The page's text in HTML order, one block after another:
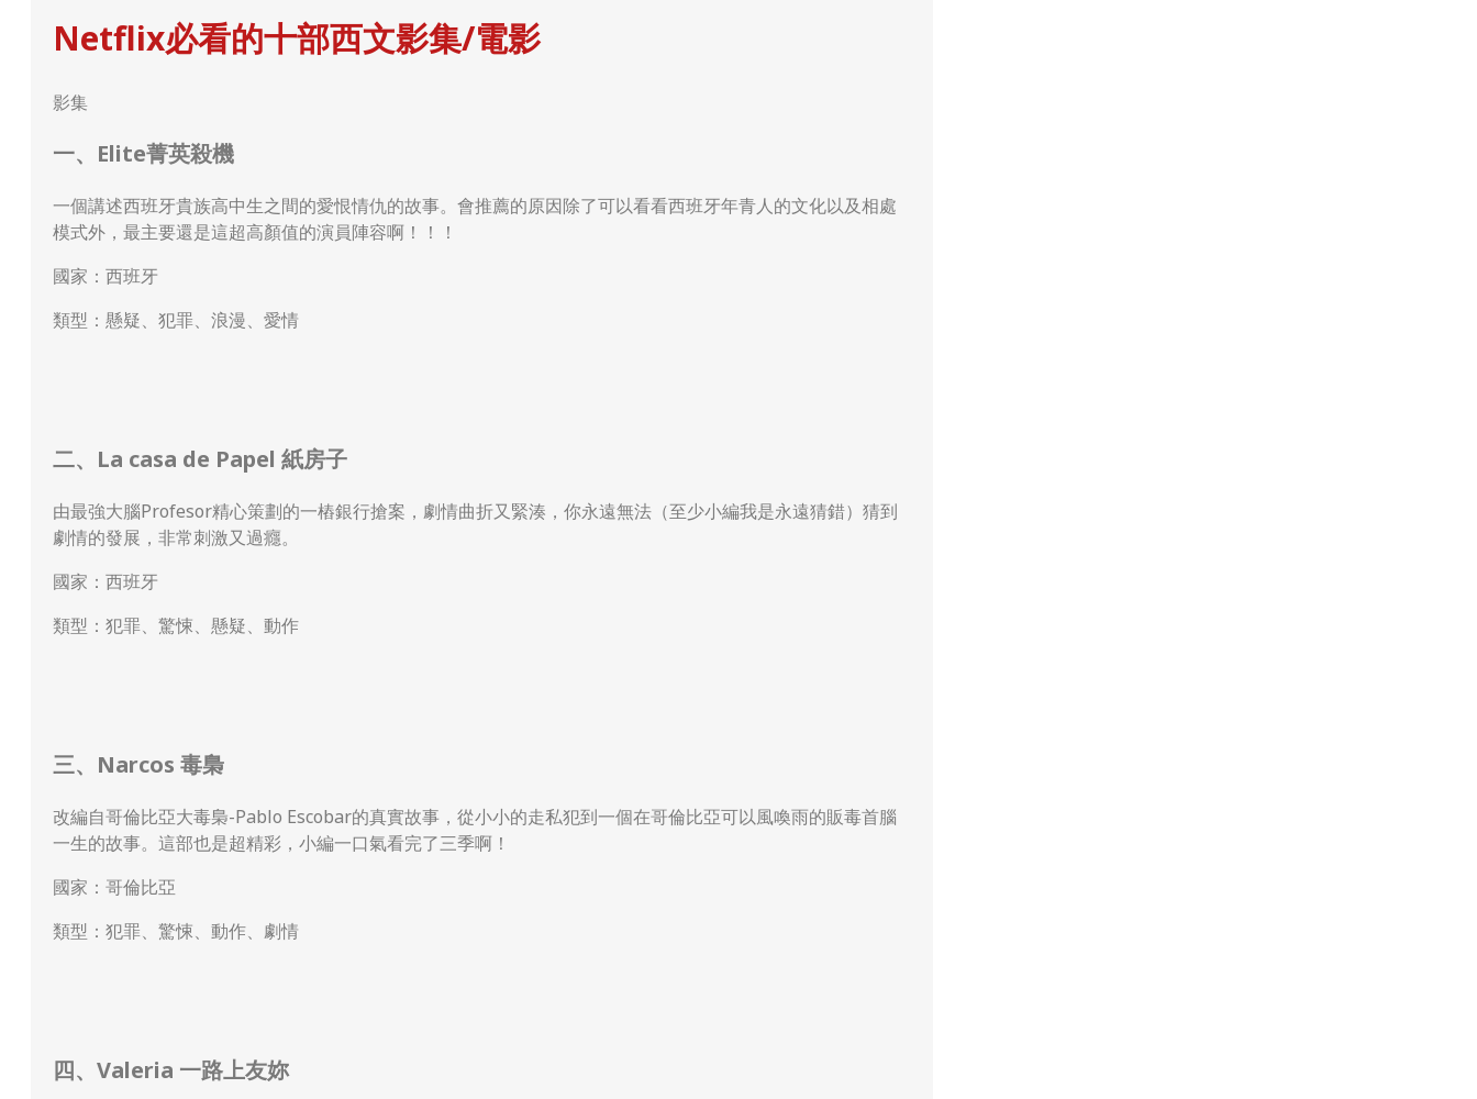
Netflix必看的十部西文影集/電影
影集
一、Elite菁英殺機
一個講述西班牙貴族高中生之間的愛恨情仇的故事。會推薦的原因除了可以看看西班牙年青人的文化以及相處
模式外，最主要還是這超高顏值的演員陣容啊！！！
國家：西班牙
類型：懸疑、犯罪、浪漫、愛情
二、La casa de Papel 紙房子
由最強大腦Profesor精心策劃的一樁銀行搶案，劇情曲折又緊湊，你永遠無法（至少小編我是永遠猜錯）猜到
劇情的發展，非常刺激又過癮。
國家：西班牙
類型：犯罪、驚悚、懸疑、動作
三、Narcos 毒梟
改編自哥倫比亞大毒梟-Pablo Escobar的真實故事，從小小的走私犯到一個在哥倫比亞可以風喚雨的販毒首腦
一生的故事。這部也是超精彩，小編一口氣看完了三季啊！
國家：哥倫比亞
類型：犯罪、驚悚、動作、劇情
四、Valeria 一路上友妳